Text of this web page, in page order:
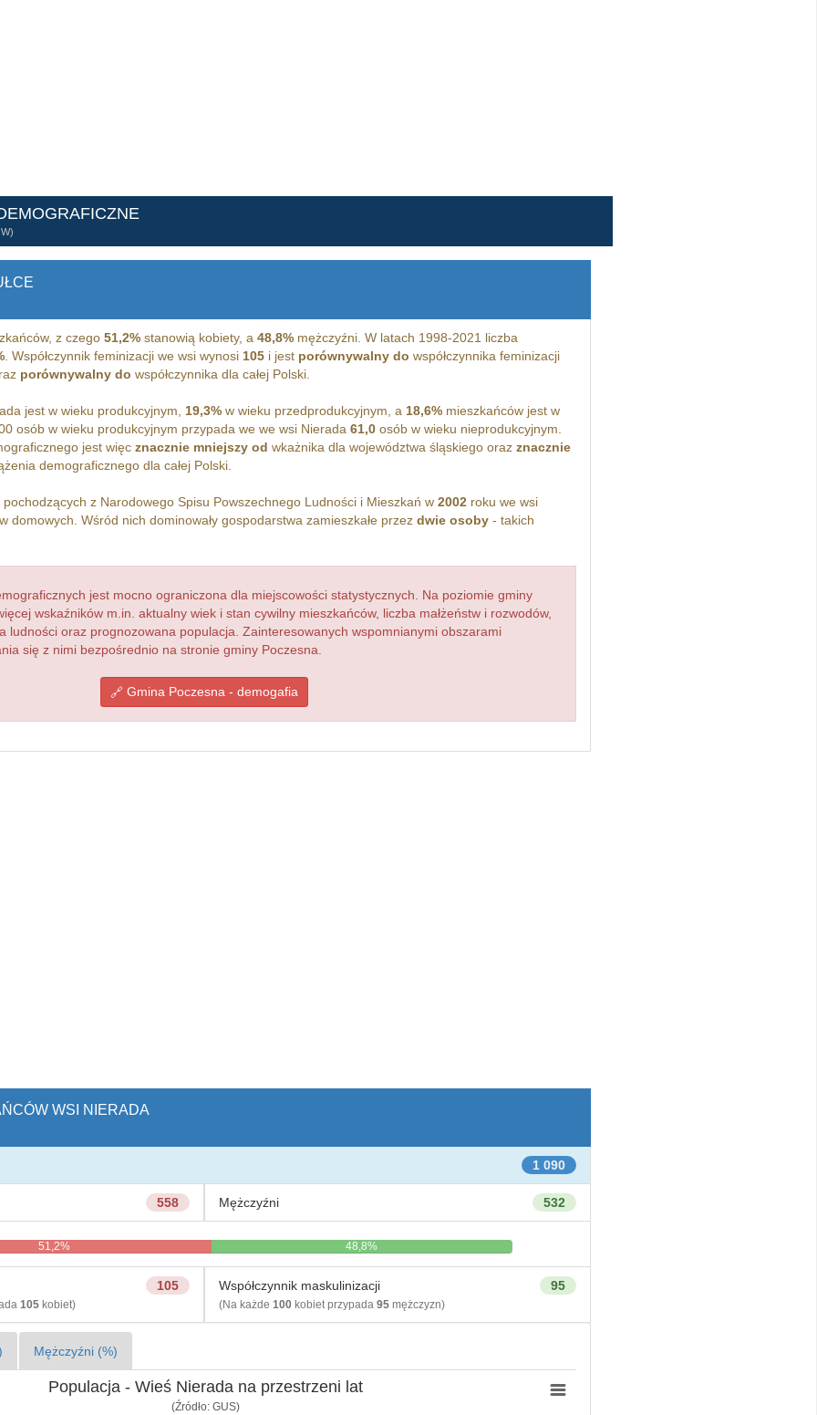
z czego 51,2%stanowią kobiety, a 48,8%mężczyźni. W latach 1998-2021 liczba
. Współczynnik feminizacji we wsi wynosi 105i jest porównywalny do współczynnika feminizacji
porównywalny do współczynnika dla całej Polski.
jest w wieku produkcyjnym, 19,3%w wieku przedprodukcyjnym, a 18,6%mieszkańców jest w
osób w wieku produkcyjnym przypada we we wsi Nierada 61,0osób w wieku nieprodukcyjnym.
jest więc znacznie mniejszy od wkażnika dla województwa śląskiego oraz znacznie
demograficznego dla całej Polski.
pochodzących z Narodowego Spisu Powszechnego Ludności i Mieszkań w 2002roku we wsi
domowych. Wśród nich dominowały gospodarstwa zamieszkałe przez dwie osoby- takich
jest mocno ograniczona dla miejscowości statystycznych. Na poziomie gminy
wskaźników m.in. aktualny wiek i stan cywilny mieszkańców, liczba małżeństw i rozwodów,
ludności oraz prognozowana populacja. Zainteresowanych wspomnianymi obszarami
się z nimi bezpośrednio na stronie gminy Poczesna.
Gmina Poczesna - demogafia
WSI NIERADA
1 090
558 532
Mężczyźni
51,2% 48,8%
105
105kobiet)
95
Współczynnik maskulinizacji
(Na każde 100kobiet przypada 95mężczyzn)
Mężczyźni (%)
Populacja - Wieś Nierada na przestrzeni lat
(Źródło: GUS)